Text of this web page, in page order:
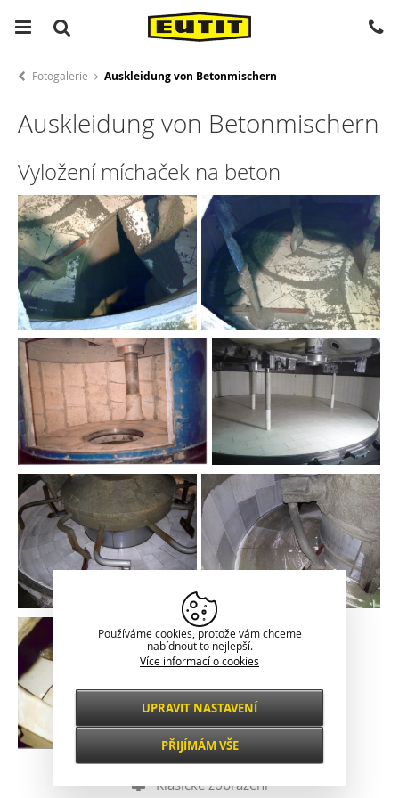
Fotogalerie Auskleidung von Betonmischern
Auskleidung von Betonmischern
Vyložení míchaček na beton
Klasické zobrazení
Používáme cookies, protože vám chceme
nabídnout to nejlepší.
Více informací o cookies
Nezbytné
VŽDY AKTIVNÍ
základní statistiky o návštěvnících.
Funkční a
UPRAVIT NASTAVENÍ
PŘIJÍMÁM VŠE